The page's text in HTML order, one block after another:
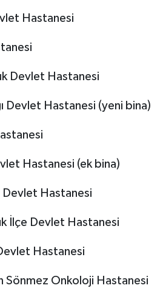
Hastanesi
Devlet Hastanesi
Devlet Hastanesi (yeni bina)
Hastanesi (ek bina)
Devlet Hastanesi
İlçe Devlet Hastanesi
Hastanesi
Sönmez Onkoloji Hastanesi